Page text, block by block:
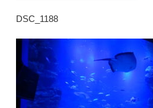
DSC_1188